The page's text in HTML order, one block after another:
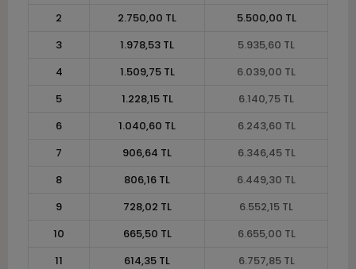
2
2.750,00 TL
5.500,00 TL
3
1.978,53 TL
5.935,60 TL
4
1.509,75 TL
6.039,00 TL
5
1.228,15 TL
6.140,75 TL
6
1.040,60 TL
6.243,60 TL
7
906,64 TL
6.346,45 TL
8
806,16 TL
6.449,30 TL
9
728,02 TL
6.552,15 TL
10
665,50 TL
6.655,00 TL
11
614,35 TL
6.757,85 TL